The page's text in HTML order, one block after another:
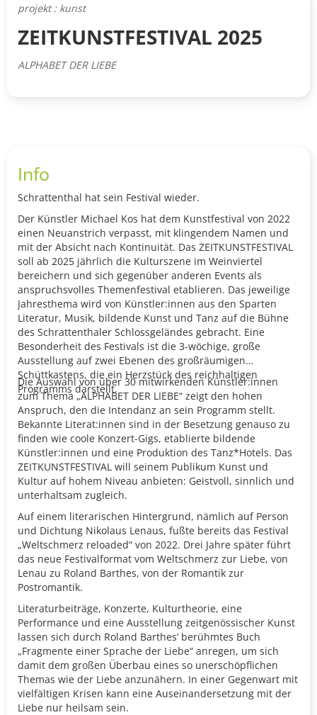
projekt : kunst
ZEITKUNSTFESTIVAL 2025
ALPHABET DER LIEBE
Info
Schrattenthal hat sein Festival wieder.
Der Künstler Michael Kos hat dem Kunstfestival von 2022
einen Neuanstrich verpasst, mit klingendem Namen und
mit der Absicht nach Kontinuität. Das ZEITKUNSTFESTIVAL
soll ab 2025 jährlich die Kulturszene im Weinviertel
bereichern und sich gegenüber anderen Events als
anspruchsvolles Themenfestival etablieren. Das jeweilige
Jahresthema wird von Künstler:innen aus den Sparten
Literatur, Musik, bildende Kunst und Tanz auf die Bühne
des Schrattenthaler Schlossgeländes gebracht. Eine
Besonderheit des Festivals ist die 3-wöchige, große
Ausstellung auf zwei Ebenen des großräumigen
Schüttkastens, die ein Herzstück des reichhaltigen
Programms darstellt.
Die Auswahl von über 30 mitwirkenden Künstler:innen
zum Thema „ALPHABET DER LIEBE“ zeigt den hohen
Anspruch, den die Intendanz an sein Programm stellt.
Bekannte Literat:innen sind in der Besetzung genauso zu
finden wie coole Konzert-Gigs, etablierte bildende
Künstler:innen und eine Produktion des Tanz*Hotels. Das
ZEITKUNSTFESTIVAL will seinem Publikum Kunst und
Kultur auf hohem Niveau anbieten: Geistvoll, sinnlich und
unterhaltsam zugleich.
Auf einem literarischen Hintergrund, nämlich auf Person
und Dichtung Nikolaus Lenaus, fußte bereits das Festival
„Weltschmerz reloaded“ von 2022. Drei Jahre später führt
das neue Festivalformat vom Weltschmerz zur Liebe, von
Lenau zu Roland Barthes, von der Romantik zur
Postromantik.
Literaturbeiträge, Konzerte, Kulturtheorie, eine
Performance und eine Ausstellung zeitgenössischer Kunst
lassen sich durch Roland Barthes’ berühmtes Buch
„Fragmente einer Sprache der Liebe“ anregen, um sich
damit dem großen Überbau eines so unerschöpflichen
Themas wie der Liebe anzunähern. In einer Gegenwart mit
vielfältigen Krisen kann eine Auseinandersetzung mit der
Liebe nur heilsam sein.